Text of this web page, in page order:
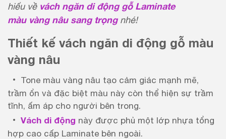
hiểu về vách ngăn di động gỗ Laminate
màu vàng nâu sang trọng nhé!
Thiết kế vách ngăn di động gỗ màu
vàng nâu
Tone màu vàng nâu tạo cảm giác mạnh mẽ,
trầm ổn và đặc biệt màu này còn thể hiện sự trầm
tĩnh, ấm áp cho người bên trong.
Vách di động này được phủ một lớp nhựa tổng
hợp cao cấp Laminate bên ngoài.